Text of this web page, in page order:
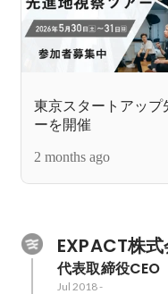
東京スタートアップ
ーを開催
2 months ago
EXPACT株
代表取締役CEO
Jul 2018-